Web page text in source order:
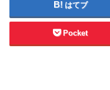
はてブ
Pocket